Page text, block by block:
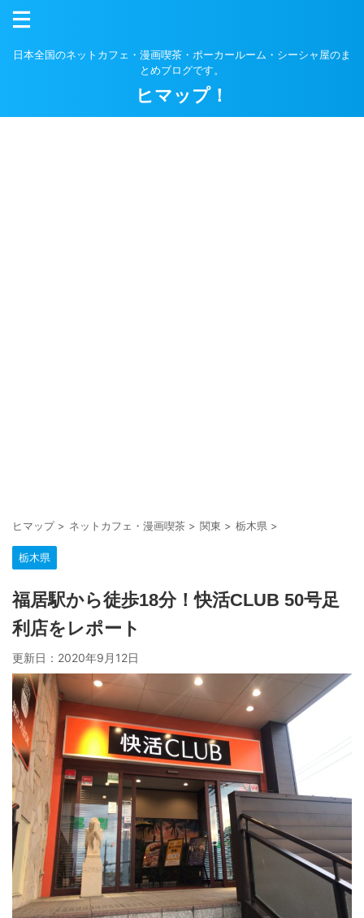
日本全国のネットカフェ・漫画喫茶・ポーカールーム・シーシャ屋のま
とめブログです。
ヒマップ！
ヒマップ> ネットカフェ・漫画喫茶 > 関東 > 栃木県 >
栃木県
福居駅から徒歩18分！快活CLUB 50号足
利店をレポート
更新日： 2020年9月12日